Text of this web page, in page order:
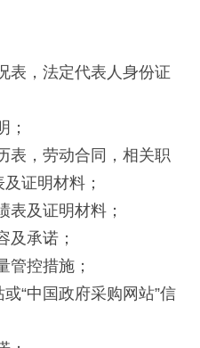
表，法定代表人身份证
；
表，劳动合同，相关职
证明材料；
表及证明材料；
及承诺；
管控措施；
或“中国政府采购网站”信